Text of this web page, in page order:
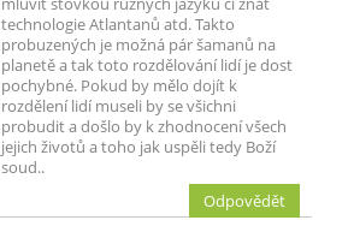
mluvit stovkou různých jazyků či znát
technologie Atlantanů atd. Takto
probuzených je možná pár šamanů na
planetě a tak toto rozdělování lidí je dost
pochybné. Pokud by mělo dojít k
rozdělení lidí museli by se všichni
probudit a došlo by k zhodnocení všech
jejich životů a toho jak uspěli tedy Boží
soud..
Odpovědět